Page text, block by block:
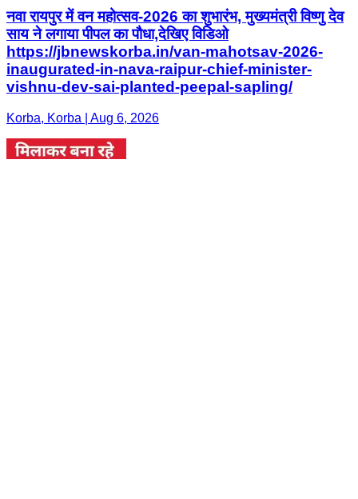
नवा रायपुर में वन महोत्सव-2026 का शुभारंभ, मुख्यमंत्री विष्णु देव
साय ने लगाया पीपल का पौधा,देखिए विडिओ
https://jbnewskorba.in/van-mahotsav-2026-
inaugurated-in-nava-raipur-chief-minister-
vishnu-dev-sai-planted-peepal-sapling/
Korba, Korba | Aug 6, 2026